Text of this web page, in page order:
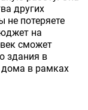
других
потеряете
на
сможет
здания в
дома в рамках